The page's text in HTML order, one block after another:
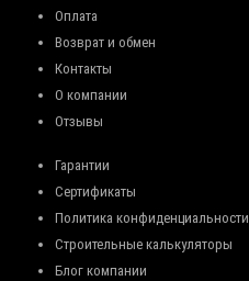
Оплата
Возврат и обмен
Контакты
О компании
Отзывы
Гарантии
Сертификаты
Политика конфиденциальности
Строительные калькуляторы
Блог компании